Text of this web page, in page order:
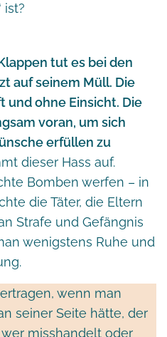
ist?
tut es bei den
auf seinem Müll. Die
und ohne Einsicht. Die
voran, um sich
erfüllen zu
dieser Hass auf.
Bomben werfen – in
die Täter, die Eltern
Strafe und Gefängnis
wenigstens Ruhe und
wenn man
seiner Seite hätte, der
misshandelt oder